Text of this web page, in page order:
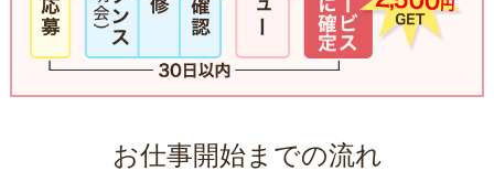
お仕事開始までの流れ